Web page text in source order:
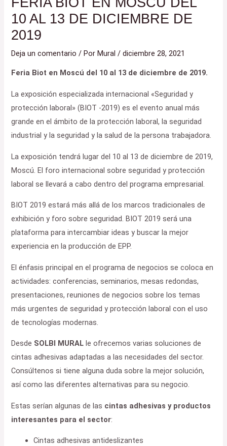
10 AL 13 DE DICIEMBRE DE
2019
Deja un comentario / PorMural/diciembre 28, 2021
Feria Biot en Moscú del 10 al 13 de diciembre de 2019.
La exposición especializada internacional «Seguridad y
protección laboral» (BIOT -2019) es el evento anual más
grande en el ámbito de la protección laboral, la seguridad
industrial y la seguridad y la salud de la persona trabajadora.
La exposición tendrá lugar del 10 al 13 de diciembre de 2019,
Moscú. El foro internacional sobre seguridad y protección
laboral se llevará a cabo dentro del programa empresarial.
BIOT 2019 estará más allá de los marcos tradicionales de
exhibición y foro sobre seguridad. BIOT 2019 será una
plataforma para intercambiar ideas y buscar la mejor
experiencia en la producción de EPP.
El énfasis principal en el programa de negocios se coloca en
actividades: conferencias, seminarios, mesas redondas,
presentaciones, reuniones de negocios sobre los temas
más urgentes de seguridad y protección laboral con el uso
de tecnologías modernas.
Desde SOLBI MURAL le ofrecemos varias soluciones de
cintas adhesivas adaptadas a las necesidades del sector.
Consúltenos si tiene alguna duda sobre la mejor solución,
así como las diferentes alternativas para su negocio.
Estas serían algunas de las cintas adhesivas y productos
interesantes para el sector:
Cintas adhesivas antideslizantes